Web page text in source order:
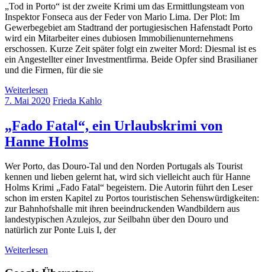
„Tod in Porto“ ist der zweite Krimi um das Ermittlungsteam von
Inspektor Fonseca aus der Feder von Mario Lima. Der Plot: Im
Gewerbegebiet am Stadtrand der portugiesischen Hafenstadt Porto
wird ein Mitarbeiter eines dubiosen Immobilienunternehmens
erschossen. Kurze Zeit später folgt ein zweiter Mord: Diesmal ist es
ein Angestellter einer Investmentfirma. Beide Opfer sind Brasilianer
und die Firmen, für die sie
Weiterlesen
7. Mai 2020 Frieda Kahlo
„Fado Fatal“, ein Urlaubskrimi von
Hanne Holms
Wer Porto, das Douro-Tal und den Norden Portugals als Tourist
kennen und lieben gelernt hat, wird sich vielleicht auch für Hanne
Holms Krimi „Fado Fatal“ begeistern. Die Autorin führt den Leser
schon im ersten Kapitel zu Portos touristischen Sehenswürdigkeiten:
zur Bahnhofshalle mit ihren beeindruckenden Wandbildern aus
landestypischen Azulejos, zur Seilbahn über den Douro und
natürlich zur Ponte Luis I, der
Weiterlesen